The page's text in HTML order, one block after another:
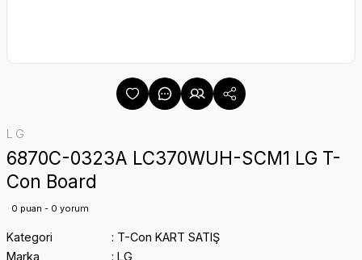
LG
6870C-0323A LC370WUH-SCM1 LG T-
Con Board
0 puan - 0 yorum
Kategori
T-Con KART SATIŞ
Marka
LG